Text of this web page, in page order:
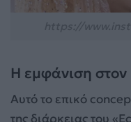
H εμφάνιση στον
Αυτό το επικό
της διάρκειας του